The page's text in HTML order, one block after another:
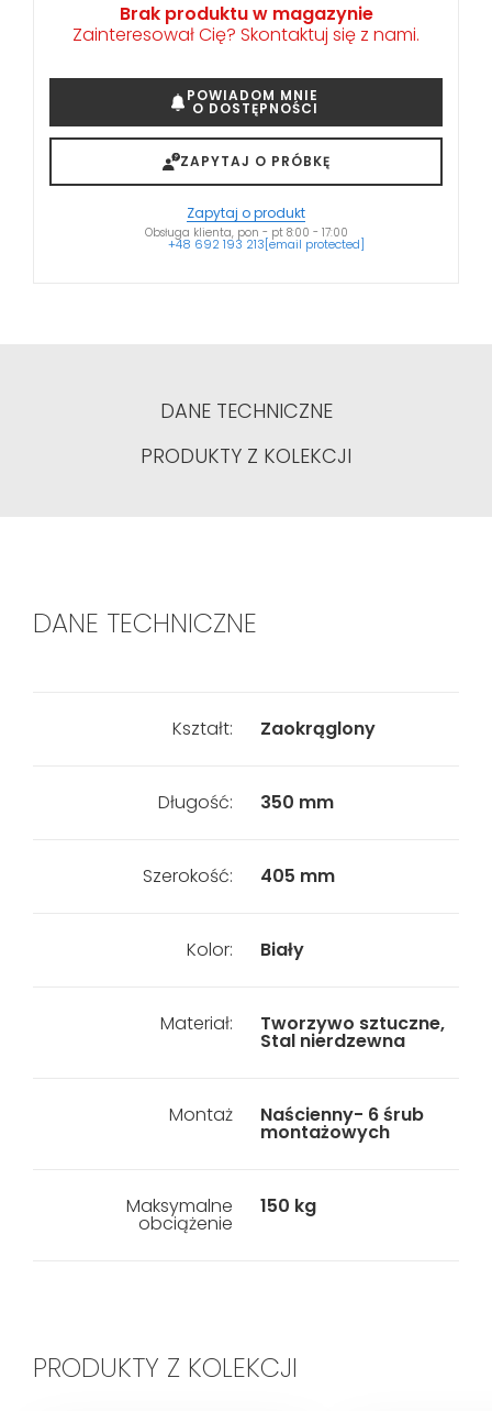
Brak produktu w magazynie
Zainteresował Cię? Skontaktuj się z nami.
POWIADOM MNIE
O DOSTĘPNOŚCI
ZAPYTAJ O PRÓBKĘ
Zapytaj o produkt
Obsługa klienta, pon - pt 8:00 - 17:00
+48 692 193 213[email protected]
DANE TECHNICZNE
PRODUKTY Z KOLEKCJI
DANE TECHNICZNE
Kształt: Zaokrąglony
Długość: 350 mm
Szerokość: 405 mm
Kolor: Biały
Materiał: Tworzywo sztuczne,
Stal nierdzewna
Montaż Naścienny- 6 śrub
montażowych
Maksymalne
obciążenie
150 kg
PRODUKTY Z KOLEKCJI